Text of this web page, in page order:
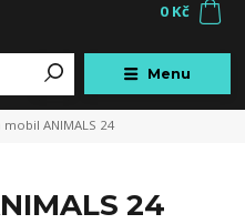
Menu
0 Kč
mobil ANIMALS 24
24